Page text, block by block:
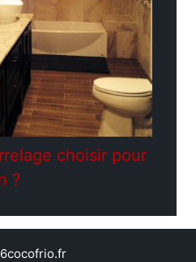
choisir pour
?